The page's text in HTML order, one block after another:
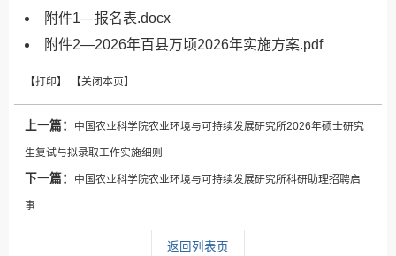
附件1—报名表.docx
附件2—2026年百县万顷2026年实施方案.pdf
上一篇： 中国农业科学院农业环境与可持续发展研究所2026年硕士研究
生复试与拟录取工作实施细则
下一篇： 中国农业科学院农业环境与可持续发展研究所科研助理招聘启
事
返回列表页